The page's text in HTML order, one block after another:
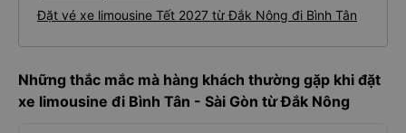
Đặt vé xe limousine Tết 2027 từ Đắk Nông đi Bình Tân
Những thắc mắc mà hàng khách thường gặp khi đặt
xe limousine đi Bình Tân - Sài Gòn từ Đắk Nông